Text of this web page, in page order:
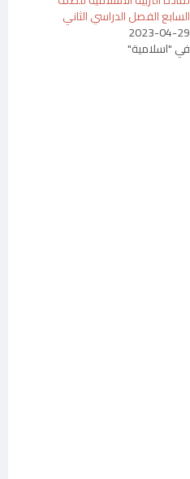
السابع الفصل الدراسي الثاني
2023-04-29
في "اسلامية"